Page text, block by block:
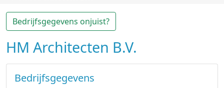
Bedrijfsgegevens onjuist?
HM Architecten B.V.
Bedrijfsgegevens